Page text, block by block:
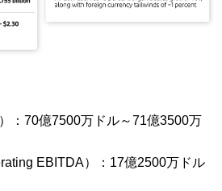
：70億7500万ドル～71億3500万
EBITDA）：17億2500万ドル